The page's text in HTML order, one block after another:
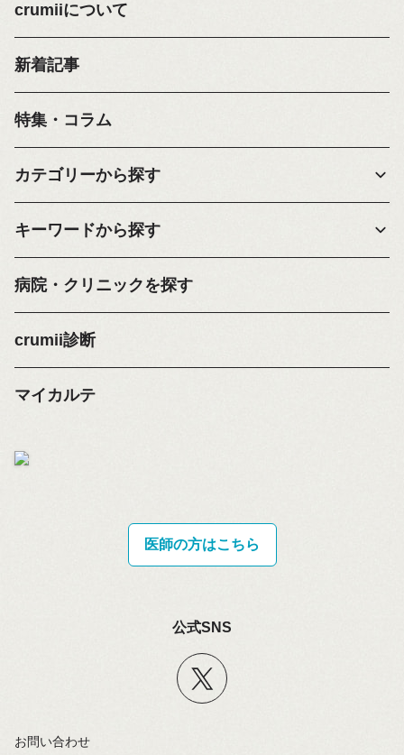
crumiiについて
新着記事
特集・コラム
カテゴリーから探す
キーワードから探す
病院・クリニックを探す
crumii診断
マイカルテ
医師の方はこちら
公式SNS
お問い合わせ